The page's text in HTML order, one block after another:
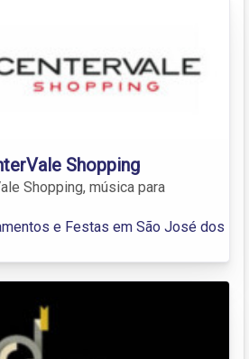
Shopping
Shopping, música para
e Festas em São José dos